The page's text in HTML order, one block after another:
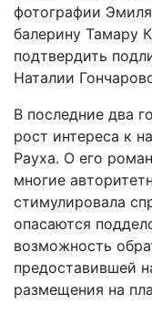
фотографии
балерину Тамару
подтвердить
Наталии
В последние два
рост интереса к
Рауха. О его
многие
стимулировала
опасаются
возможность
предоставившей
размещения на